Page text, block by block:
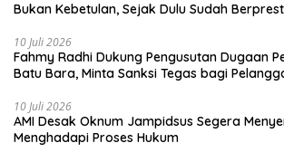
Bukan Kebetulan, Sejak Dulu Sudah
10 Juli 2026
Fahmy Radhi Dukung Pengusutan Dugaan
Batu Bara, Minta Sanksi Tegas bagi
10 Juli 2026
AMI Desak Oknum Jampidsus Segera
Menghadapi Proses Hukum